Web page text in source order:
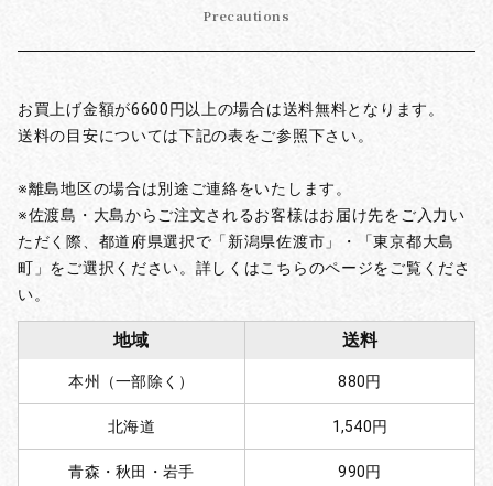
Precautions
お買上げ金額が6600円以上の場合は送料無料となります。
送料の目安については下記の表をご参照下さい。
※離島地区の場合は別途ご連絡をいたします。
※佐渡島・大島からご注文されるお客様はお届け先をご入力い
ただく際、都道府県選択で「新潟県佐渡市」・「東京都大島
町」をご選択ください。詳しくはこちらのページをご覧くださ
い。
地域 送料
本州（一部除く） 880円
北海道 1,540円
青森・秋田・岩手 990円